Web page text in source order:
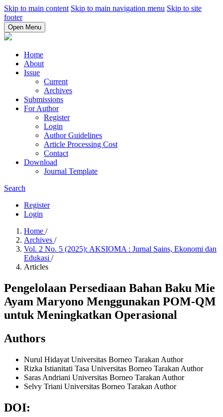
Skip to main content Skip to main navigation menu Skip to site
footer
Open Menu
Home
About
Issue
Current
Archives
Submissions
For Author
Register
Login
Author Guidelines
Article Processing Cost
Contact
Download
Journal Template
Search
Register
Login
Home /
Archives /
Vol. 2 No. 5 (2025): AKSIOMA : Jurnal Sains, Ekonomi dan
Edukasi /
Articles
Pengelolaan Persediaan Bahan Baku Mie
Ayam Maryono Menggunakan POM-QM
untuk Meningkatkan Operasional
Authors
Nurul Hidayat Universitas Borneo Tarakan Author
Rizka Istianitati Tasa Universitas Borneo Tarakan Author
Saras Andriani Universitas Borneo Tarakan Author
Selvy Triani Universitas Borneo Tarakan Author
DOI: